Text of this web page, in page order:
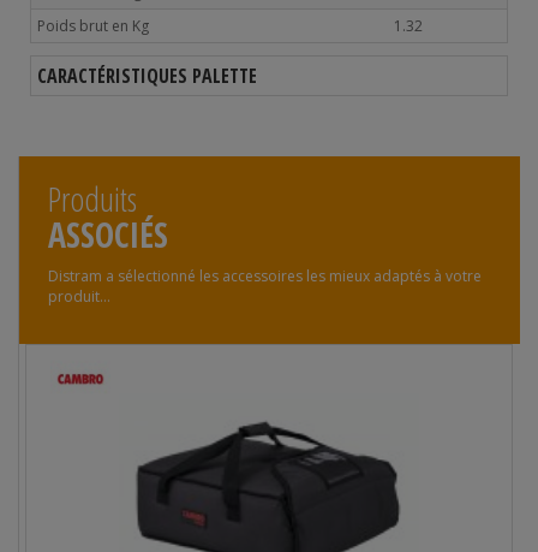
Poids brut en Kg
1.32
CARACTÉRISTIQUES PALETTE
Produits
ASSOCIÉS
Distram a sélectionné les accessoires les mieux adaptés à votre
produit...